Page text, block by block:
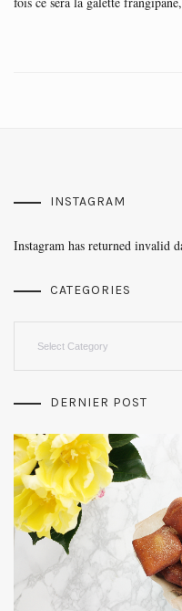
INSTAGRAM
Instagram has returned invalid
CATEGORIES
DERNIER POST